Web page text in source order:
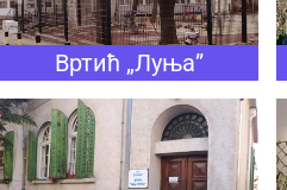
Вртић „Луња”